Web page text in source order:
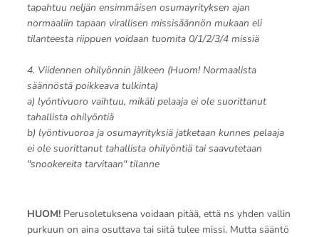
tapahtuu neljän ensimmäisen osumayrityksen ajan
normaaliin tapaan virallisen missisäännön mukaan eli
tilanteesta riippuen voidaan tuomita 0/1/2/3/4 missiä
4. Viidennen ohilyönnin jälkeen (Huom! Normaalista
säännöstä poikkeava tulkinta)
a) lyöntivuoro vaihtuu, mikäli pelaaja ei ole suorittanut
tahallista ohilyöntiä
b) lyöntivuoroa ja osumayrityksiä jatketaan kunnes pelaaja
ei ole suorittanut tahallista ohilyöntiä tai saavutetaan
"snookereita tarvitaan" tilanne
HUOM!Perusoletuksena voidaan pitää, että ns yhden vallin
purkuun on aina osuttava tai siitä tulee missi. Mutta sääntö